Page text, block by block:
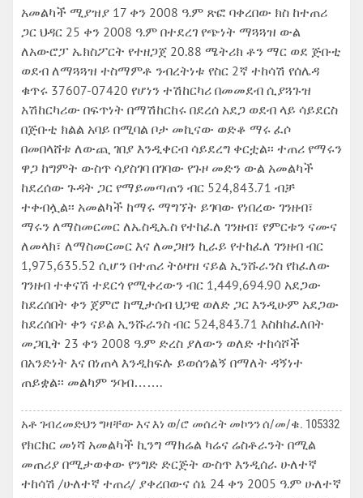
አመልካች ሚያዝያ 17 ቀን 2008 ዓ.ም ጽፎ ባቀረበው ክስ ከተጠሪ
ጋር ህዳር 25 ቀን 2008 ዓ.ም በተደረገ የጭነት ማጓጓዝ ውል
ለአውሮፓ ኤክስፖርት የተዘጋጀ 20.88 ሜትሪክ ቶን ማር ወደ ጅቡቲ
ወደብ ለማጓጓዝ ተስማምቶ ንብረትነቱ የስር 2ኛ ተከሳሽ የሰሌዳ
ቁጥሩ 37607-07420 የሆነን ተሽከርካሪ በመመደብ ሲያጓጉዝ
አሽከርካሪው በፍጥነት በማሽከርከሩ በደረሰ አደጋ ወደብ ላይ ሳይደርስ
በጅቡቲ ክልል አባይ በሚባል ቦታ መኪናው ወድቆ ማሩ ፈሶ
በመበላሸቱ ለውጪ ገበያ እንዲቀርብ ሳይደረግ ቀርቷል፡፡ ተጠሪ የማሩን
ዋጋ ከግምት ውስጥ ሳያስገባ በገባው የጉዞ መድን ውል አመልካች
ከደረሰው ጉዳት ጋር የማይመጣጠን ብር 524,843.71 ብቻ
ተቀብሏል፡፡ አመልካች ከማሩ ማግኘት ይገባው የነበረው ገንዘብ፣
ማሩን ለማስመርመር ለኤስዲኤስ የተከፈለ ገንዘብ፣ የምርቱን ናሙና
ለመላክ፣ ለማስመርመር እና ለመጋዘን ኪራይ የተከፈለ ገንዘብ ብር
1,975,635.52 ሲሆን በተጠሪ ትዕዛዝ ናይል ኢንሹራንስ የከፈለው
ገንዘብ ተቀናሽ ተደርጎ የሚቀረውን ብር 1,449,694.90 አደጋው
ከደረሰበት ቀን ጀምሮ ከሚታሰብ ህጋዊ ወለድ ጋር እንዲሁም አደጋው
ከደረሰበት ቀን ናይል ኢንሹራንስ ብር 524,843.71 እስከከፈለበት
መጋቢት 23 ቀን 2008 ዓ.ም ድረስ ያለውን ወለድ ተከሳሾች
በአንድነት እና በነጠላ እንዲከፍሉ ይወሰንልኝ በማለት ዳኝነተ
ጠይቋል፡፡ መልካም ንባብ…….
አቶ ገብረመድህን ግዛቸው እና እነ ወ/ሮ መሰረት መኮንን ሰ/መ/ቁ. 105332
የክርክር መነሻ አመልካች ኪንግ ማክሬል ካሬና ሬስቶራንት በሚል
መጠሪያ በሚታወቀው የንግድ ድርጅት ውስጥ እንዲሰራ ሁለተኛ
ተከሳሽ /ሁለተኛ ተጠሪ/ ያቀረበውና ሰኔ 24 ቀን 2005 ዓ.ም ሁለተኛ